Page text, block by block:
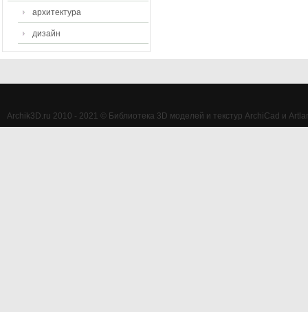
архитектура
дизайн
Archik3D.ru 2010 - 2021 © Библиотека 3D моделей и текстур ArchiCad и